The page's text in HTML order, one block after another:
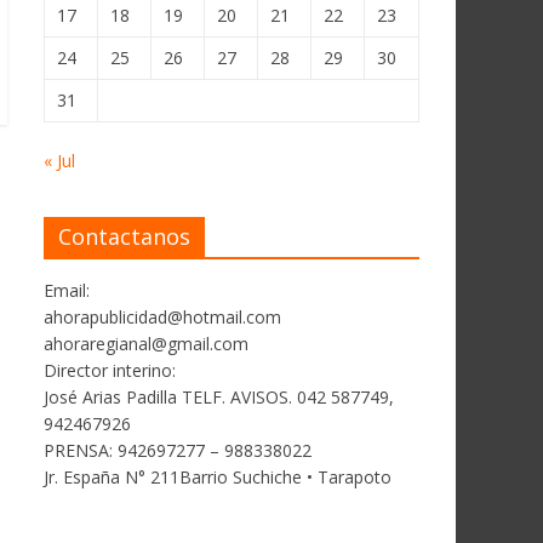
17
18 19 20 21 22
23
24
25 26 27 28 29
30
31
« Jul
Contactanos
Email:
ahorapublicidad@hotmail.com
ahoraregianal@gmail.com
Director interino:
José Arias Padilla TELF. AVISOS. 042 587749,
942467926
PRENSA: 942697277 – 988338022
Jr. España N° 211Barrio Suchiche • Tarapoto